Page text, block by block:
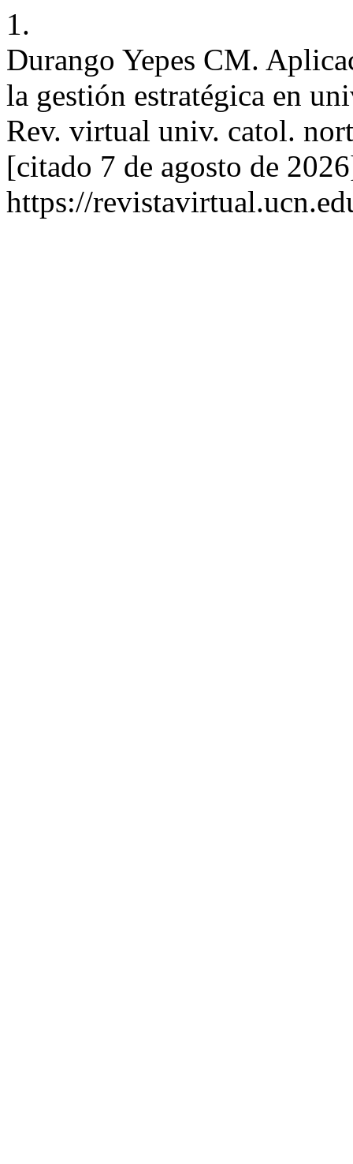
1.
Durango Yepes CM.
la gestión estratégica en
Rev. virtual univ. catol.
[citado 7 de agosto de
https://